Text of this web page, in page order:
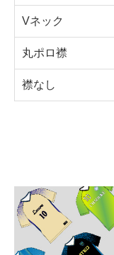
Vネック
丸ポロ襟
襟なし